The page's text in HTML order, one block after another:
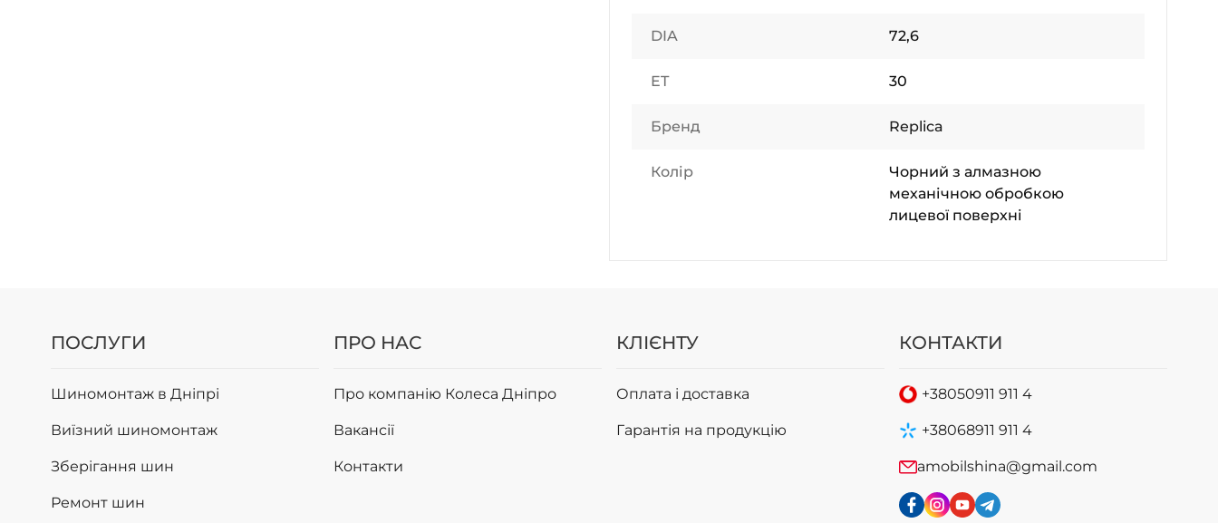
DIA 72,6
ET 30
Бренд Replica
Колір
Чорний з алмазною
механічною обробкою
лицевої поверхні
ПОСЛУГИ
Шиномонтаж в Дніпрі
Виїзний шиномонтаж
Зберігання шин
Ремонт шин
ПРО НАС
Про компанію Колеса Дніпро
Вакансії
Контакти
КЛІЄНТУ
Оплата і доставка
Гарантія на продукцію
КОНТАКТИ
+38050911 911 4
+38068911 911 4
amobilshina@gmail.com